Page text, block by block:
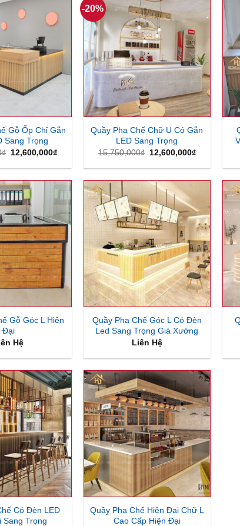
Gỗ Ốp Chỉ Gắn
Sang Trọng
₫ Giá
là:
12,600,000₫Giá
tại
12,600,000₫.
-20%
Quầy Pha Chế Chữ U Có Gắn
LED Sang Trọng
15,750,000₫ Giá
là:
12,600,000₫Giá
tại
Gỗ Góc L Hiện
Đại
Hệ
Quầy Pha Chế Góc L Có Đèn
Led Sang Trọng Giá Xưởng
Liên Hệ
Có Đèn LED
Sang Trọng
Quầy Pha Chế Hiện Đại Chữ L
Cao Cấp Hiện Đại